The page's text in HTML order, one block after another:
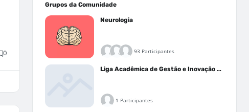
0
Grupos da Comunidade
Neurologia
93 Participantes
Liga Acadêmica de Gestão e Inovação Médica - LAGIM
1 Participantes